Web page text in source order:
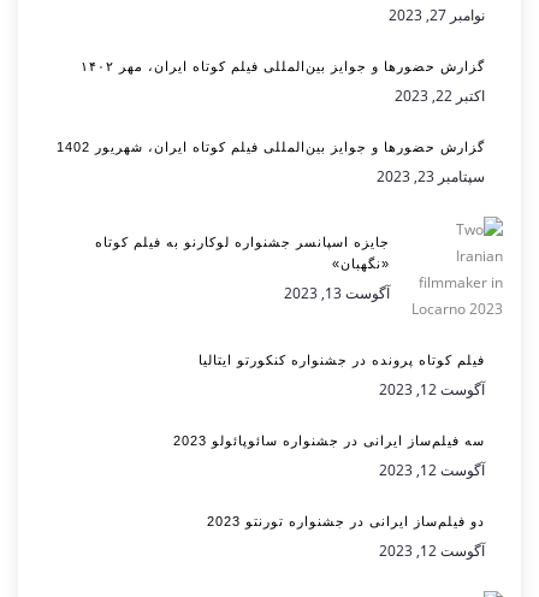
نوامبر 27, 2023
گزارش حضورها و جوایز بین‌المللی فیلم کوتاه ایران، مهر ۱۴۰۲
اکتبر 22, 2023
گزارش حضورها و جوایز بین‌المللی فیلم کوتاه ایران، شهریور 1402
سپتامبر 23, 2023
جایزه اسپانسر جشنواره لوکارنو به فیلم کوتاه
«نگهبان»
آگوست 13, 2023
فیلم کوتاه پرونده در جشنواره کنکورتو ایتالیا
آگوست 12, 2023
سه فیلم‌ساز ایرانی در جشنواره سائوپائولو 2023
آگوست 12, 2023
دو فیلم‌ساز ایرانی در جشنواره تورنتو 2023
آگوست 12, 2023